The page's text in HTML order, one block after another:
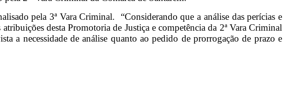
pela 3ª Vara Criminal. “Considerando que a análise das perícias e
desta Promotoria de Justiça e competência da 2ª Vara Criminal
a necessidade de análise quanto ao pedido de prorrogação de prazo e